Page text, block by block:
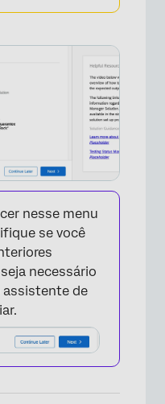
nesse menu
se você
necessário
assistente de